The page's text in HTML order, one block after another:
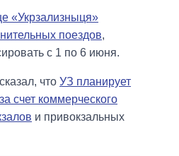
«Укрзализныця»
поездов,
с 1 по 6 июня.
что УЗ планирует
счет коммерческого
и привокзальных